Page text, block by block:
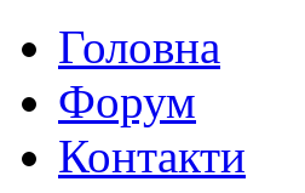
Головна
Форум
Контакти